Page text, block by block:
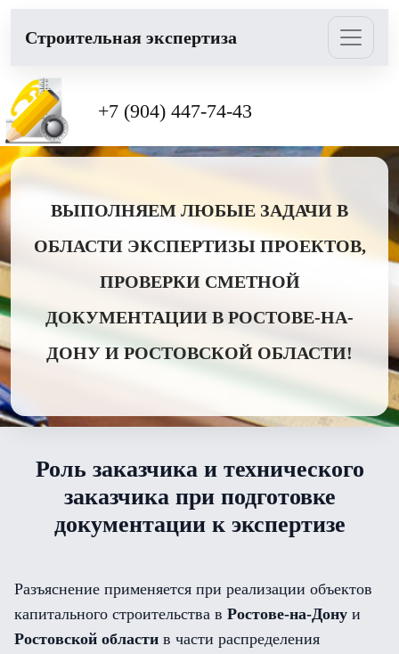
Cтроительная экспертиза
+7 (904) 447-74-43
ВЫПОЛНЯЕМ ЛЮБЫЕ ЗАДАЧИ В
ОБЛАСТИ ЭКСПЕРТИЗЫ ПРОЕКТОВ,
ПРОВЕРКИ СМЕТНОЙ
ДОКУМЕНТАЦИИ В РОСТОВЕ-НА-
ДОНУ И РОСТОВСКОЙ ОБЛАСТИ!
Роль заказчика и технического
заказчика при подготовке
документации к экспертизе
Разъяснение применяется при реализации объектов
капитального строительства в Ростове-на-Дону и
Ростовской области в части распределения